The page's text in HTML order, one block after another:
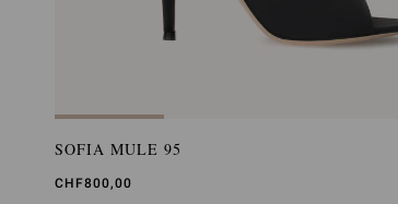
SOFIA MULE 95
CHF800,00